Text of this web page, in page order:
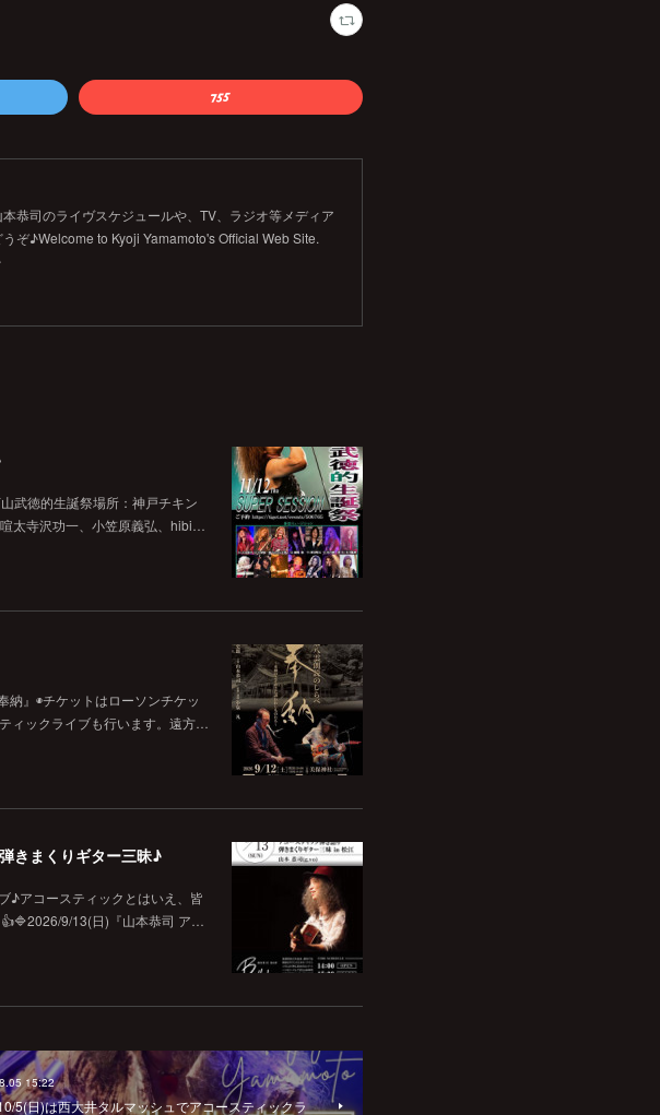
恭司のライヴスケジュールや、TV、ラジオ等メディア
ぞ♪Welcome to Kyoji Yamamoto's Official Web Site.
武徳的生誕祭場所：神戸チキン
太寺沢功一、小笠原義弘、hibi…
納』◉チケットはローソンチケッ
ィックライブも行います。遠方…
きまくりギター三昧♪
♪アコースティックとはいえ、皆
9/13(日)『山本恭司 ア…
15:22
5(日)は西大井タルマッシュでアコースティックラ